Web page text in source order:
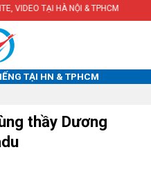
HÀ NỘI & TPHCM
TẠI HN & TPHCM
thầy Dương